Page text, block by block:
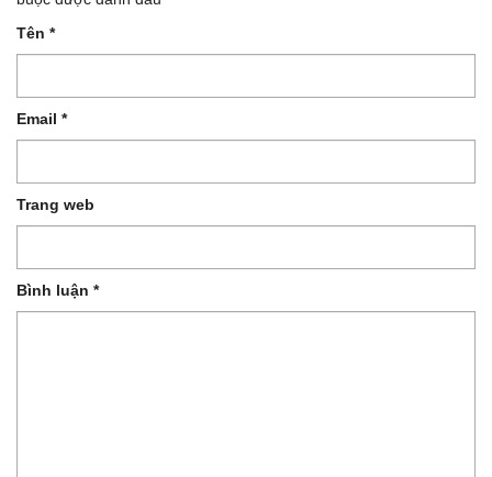
Tên *
Email *
Trang web
Bình luận *